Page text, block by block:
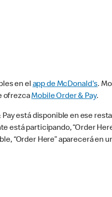
en elapp de McDonald's.
ofrezcaMobile Order & Pay.
está disponible en ese
está participando, “Order
“Order Here” aparecerá en